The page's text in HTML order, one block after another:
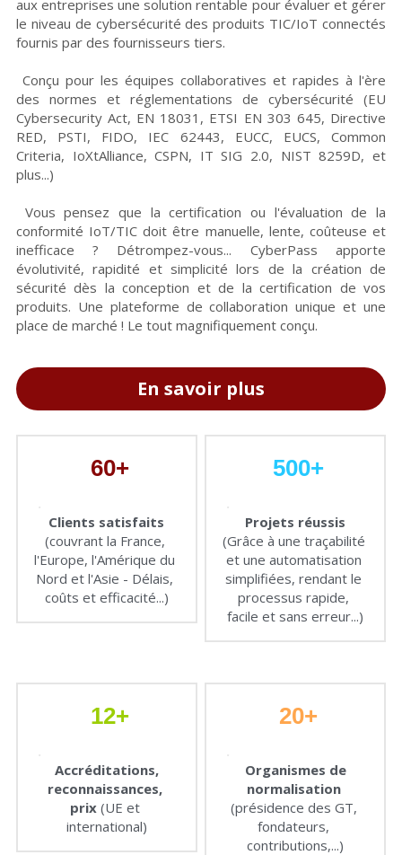
aux entreprises une solution rentable pour évaluer et gérer
le niveau de cybersécurité des produits TIC/IoT connectés
fournis par des fournisseurs tiers.
Conçu pour les équipes collaboratives et rapides à l'ère
des normes et réglementations de cybersécurité (EU
Cybersecurity Act, EN 18031, ETSI EN 303 645, Directive
RED, PSTI, FIDO, IEC 62443, EUCC, EUCS, Common
Criteria, IoXtAlliance, CSPN, IT SIG 2.0, NIST 8259D, et
plus...)
Vous pensez que la certification ou l'évaluation de la
conformité IoT/TIC doit être manuelle, lente, coûteuse et
inefficace ? Détrompez-vous... CyberPass apporte
évolutivité, rapidité et simplicité lors de la création de
sécurité dès la conception et de la certification de vos
produits. Une plateforme de collaboration unique et une
place de marché ! Le tout magnifiquement conçu.
En savoir plus
60+
Clients satisfaits
(couvrant la France,
l'Europe, l'Amérique du
Nord et l'Asie - Délais,
coûts et efficacité...)
500+
Projets réussis
(Grâce à une traçabilité
et une automatisation
simplifiées, rendant le
processus rapide,
facile et sans erreur...)
12+
Accréditations,
reconnaissances,
prix (UE et
international)
20+
Organismes de
normalisation
(présidence des GT,
fondateurs,
contributions,...)